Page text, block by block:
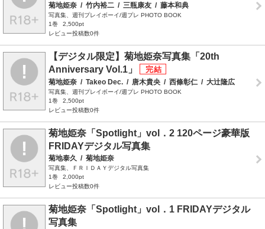
菊地姫奈 / 竹内裕二 / 三瓶康友 / 藤本和典
写真集、週刊プレイボーイ/週プレ PHOTO BOOK
1巻
2,500pt
レビュー投稿数0件
【デジタル限定】菊地姫奈写真集「20th
Anniversary Vol.1」
菊地姫奈 / Takeo Dec. / 唐木貴央 / 西條彰仁 / 大辻隆広
写真集、週刊プレイボーイ/週プレ PHOTO BOOK
1巻
2,500pt
レビュー投稿数0件
菊地姫奈「Spotlight」vol．2 120ページ豪華版
FRIDAYデジタル写真集
菊地泰久 / 菊地姫奈
写真集、ＦＲＩＤＡＹデジタル写真集
1巻
2,000pt
レビュー投稿数0件
菊地姫奈「Spotlight」vol．1 FRIDAYデジタル
写真集